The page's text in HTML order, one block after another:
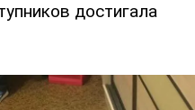
достигала